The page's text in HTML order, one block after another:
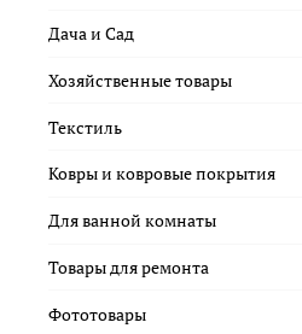
Дача и Сад
Хозяйственные товары
Текстиль
Ковры и ковровые покрытия
Для ванной комнаты
Товары для ремонта
Фототовары